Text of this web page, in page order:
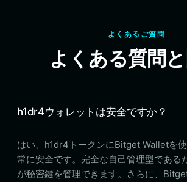
よくあるご質問
よくある質問
h1dr4ウォレットは安全ですか？
はい、h1dr4トークンにBitget Walletを
常に安全です。完全な自己管理型である
が秘密鍵を管理できます。さらに、